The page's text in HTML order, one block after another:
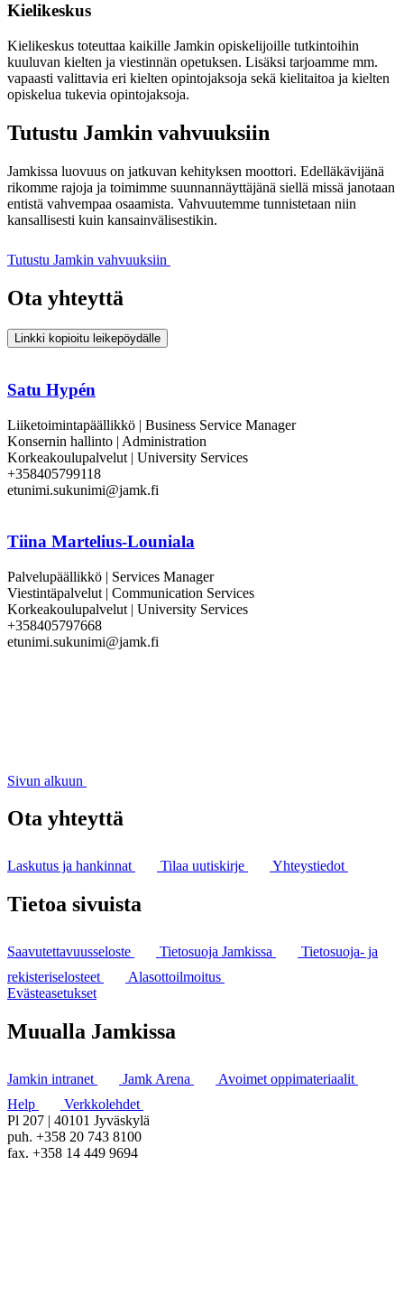
Kielikeskus
Kielikeskus toteuttaa kaikille Jamkin opiskelijoille tutkintoihin
kuuluvan kielten ja viestinnän opetuksen. Lisäksi tarjoamme mm.
vapaasti valittavia eri kielten opintojaksoja sekä kielitaitoa ja kielten
opiskelua tukevia opintojaksoja.
Tutustu Jamkin vahvuuksiin
Jamkissa luovuus on jatkuvan kehityksen moottori. Edelläkävijänä
rikomme rajoja ja toimimme suunnannäyttäjänä siellä missä janotaan
entistä vahvempaa osaamista. Vahvuutemme tunnistetaan niin
kansallisesti kuin kansainvälisestikin.
Tutustu Jamkin vahvuuksiin
Ota yhteyttä
Linkki kopioitu leikepöydälle
Satu Hypén
Liiketoimintapäällikkö | Business Service Manager
Konsernin hallinto | Administration
Korkeakoulupalvelut | University Services
+358405799118
etunimi.sukunimi@jamk.fi
Tiina Martelius-Louniala
Palvelupäällikkö | Services Manager
Viestintäpalvelut | Communication Services
Korkeakoulupalvelut | University Services
+358405797668
etunimi.sukunimi@jamk.fi
Sivun alkuun
Ota yhteyttä
Laskutus ja hankinnat Tilaa uutiskirje Yhteystiedot
Tietoa sivuista
Saavutettavuusseloste Tietosuoja Jamkissa
Tietosuoja- ja
rekisteriselosteet
Alasottoilmoitus
Evästeasetukset
Muualla Jamkissa
Jamkin intranet Jamk Arena
Avoimet oppimateriaalit
Help
Verkkolehdet
Pl 207 | 40101 Jyväskylä
puh. +358 20 743 8100
fax. +358 14 449 9694